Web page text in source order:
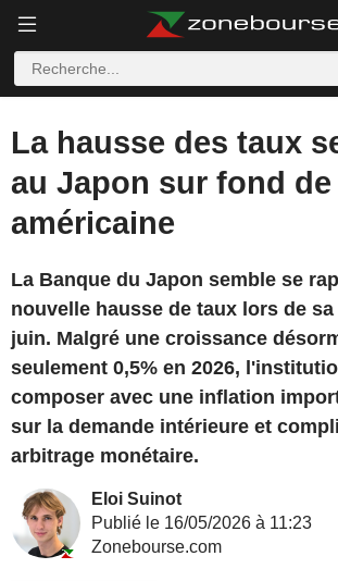
La hausse des taux
au Japon sur fond
américaine
La Banque du Japon semble se
nouvelle hausse de taux lors de
juin. Malgré une croissance
seulement 0,5% en 2026,
composer avec une inflation
sur la demande intérieure et
arbitrage monétaire.
Eloi Suinot
Publié le 16/05/2026 à 11:23
Zonebourse.com